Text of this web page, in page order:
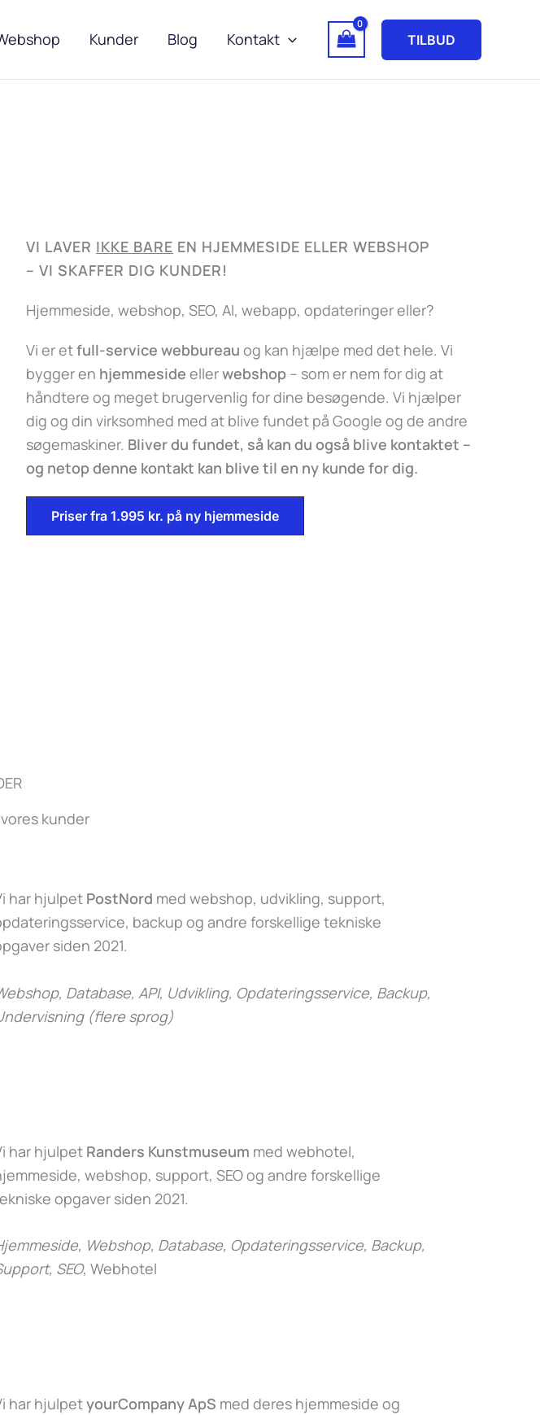
Kunder Blog Kontakt TILBUD
VI LAVER IKKE BARE EN HJEMMESIDE ELLER WEBSHOP
– VI SKAFFER DIG KUNDER!
Hjemmeside, webshop, SEO, AI, webapp, opdateringer eller?
Vi er etfull-service webbureau og kan hjælpe med det hele. Vi
bygger en hjemmeside ellerwebshop – som er nem for dig at
håndtere og meget brugervenlig for dine besøgende. Vi hjælper
dig og din virksomhed med at blive fundet på Google og de andre
søgemaskiner. Bliver du fundet, så kan du også blive kontaktet –
og netop denne kontakt kan blive til en ny kunde for dig.
Priser fra 1.995 kr. på ny hjemmeside
kunder
har hjulpet PostNord med webshop, udvikling, support,
backup og andre forskellige tekniske
siden 2021.
Database, API, Udvikling, Opdateringsservice, Backup,
(flere sprog)
har hjulpet Randers Kunstmuseum med webhotel,
webshop, support, SEO og andre forskellige
opgaver siden 2021.
Webshop, Database, Opdateringsservice, Backup,
SEO, Webhotel
har hjulpetyourCompany ApS med deres hjemmeside og